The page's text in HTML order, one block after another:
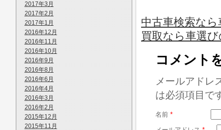
2017年3月
2017年2月
2017年1月
2016年12月
2016年11月
2016年10月
2016年9月
2016年8月
2016年6月
2016年4月
2016年3月
2016年2月
2015年12月
2015年11月
中古車検索な
買取なら車選
コメント
メールアドレ
は必須項目で
名前 *